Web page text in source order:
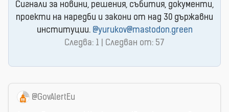
Сигнали за новини, решения, събития, документи,
проекти на наредби и закони от над 30 държавни
институции. @yurukov@mastodon.green
Следва: 1 | Следван от: 57
@GovAlertEu